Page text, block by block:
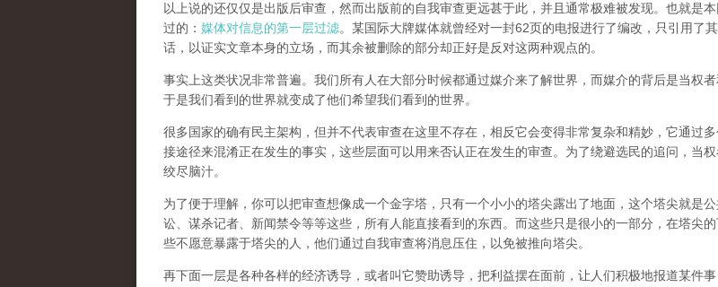
以上说的还仅仅是出版后审查，然而出版前的自我审查更远甚于此，并且通常极难被发现。 也就是
过的： 媒体对信息的第一层过滤。某国际大牌媒体就曾经对一封62页的电报进行了编改，只引用了
话，以证实文章本身的立场，而其余被删除的部分却正好是反对这两种观点的。
事实上这类状况非常普遍。我们所有人在大部分时候都通过媒介来了解世界，而媒介的背后是当权者
于是我们看到的世界就变成了他们希望我们看到的世界。
很多国家的确有民主架构，但并不代表审查在这里不存在，相反它会变得非常复杂和精妙，它通过
接途径来混淆正在发生的事实，这些层面可以用来否认正在发生的审查。为了绕避选民的追问，当
绞尽脑汁。
为了便于理解，你可以把审查想像成一个金字塔，只有一个小小的塔尖露出了地面，这个塔尖就是
讼、谋杀记者、新闻禁令等等这些，所有人能直接看到的东西。而这些只是很小的一部分，在塔尖
些不愿意暴露于塔尖的人，他们通过自我审查将消息压住，以免被推向塔尖。
再下面一层是各种各样的经济诱导，或者叫它赞助诱导，把利益摆在面前，让人们积极地报道某件